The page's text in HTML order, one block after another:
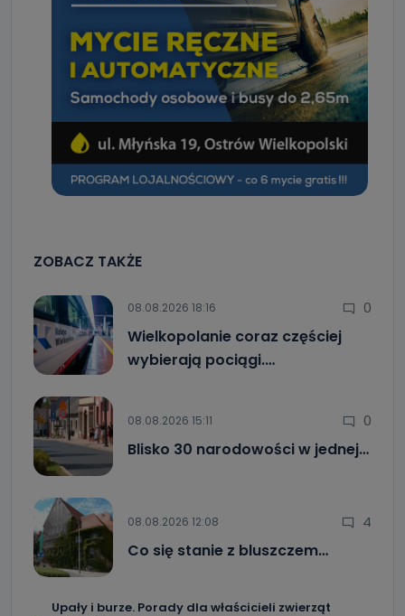
ZOBACZ TAKŻE
08.08.2026 18:16 0
Wielkopolanie coraz częściej
wybierają pociągi.…
08.08.2026 15:11 0
Blisko 30 narodowości w jednej…
08.08.2026 12:08 4
Co się stanie z bluszczem…
Upały i burze. Porady dla właścicieli zwierząt